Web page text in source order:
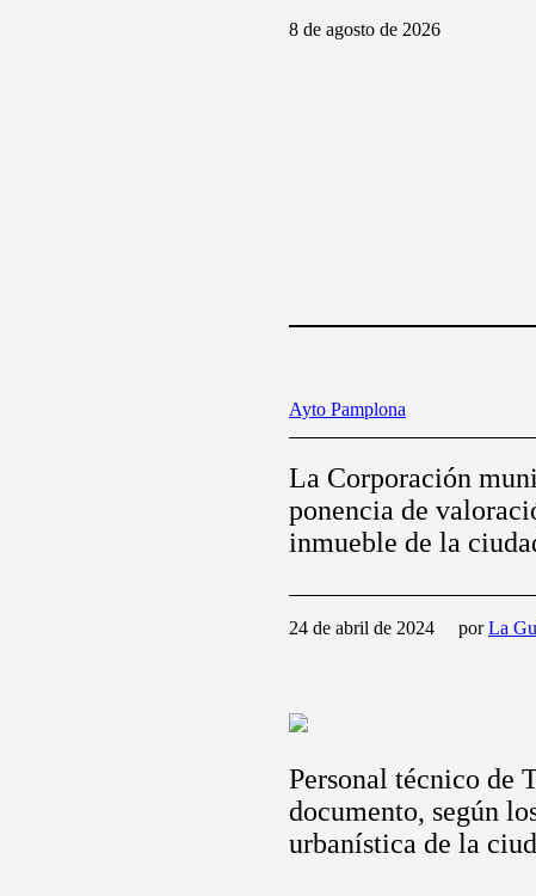
8 de agosto de 2026
Ayto Pamplona
La Corporación
ponencia de
inmueble de la
24 de abril de 2024 porLa
Personal técnico de
documento, según
urbanística de la